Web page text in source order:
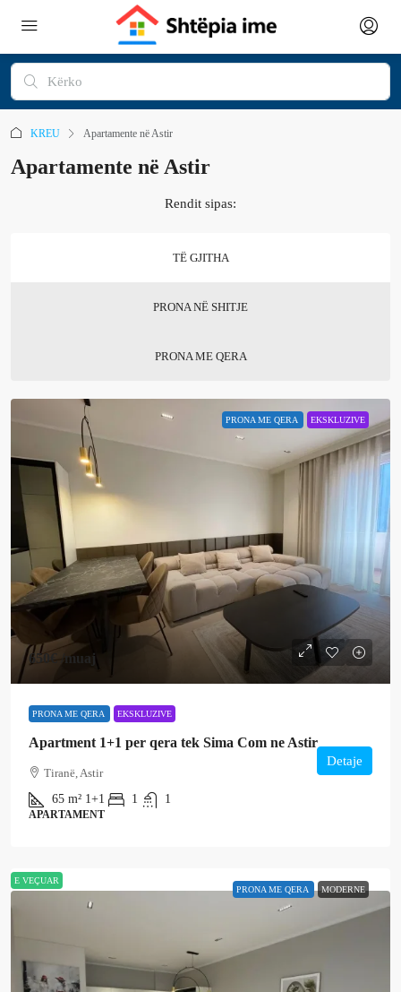
KREU Apartamente në Astir
Apartamente në Astir
TË GJITHA
PRONA NË SHITJE
PRONA ME QERA
Rendit sipas:
PRONA ME QERA EKSKLUZIVE
650€ /muaj
PRONA ME QERA EKSKLUZIVE
Apartment 1+1 per qera tek Sima Com ne Astir
Tiranë, Astir
65 m² 1+1 1 1
APARTAMENT
Detaje
E VEÇUAR
PRONA ME QERA
MODERNE